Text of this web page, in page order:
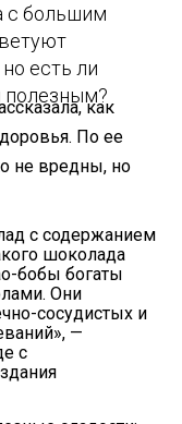
с большим
есть ли
как
По ее
не вредны, но
с содержанием
шоколада
бобы богаты
Они
сосудистых и
—
с